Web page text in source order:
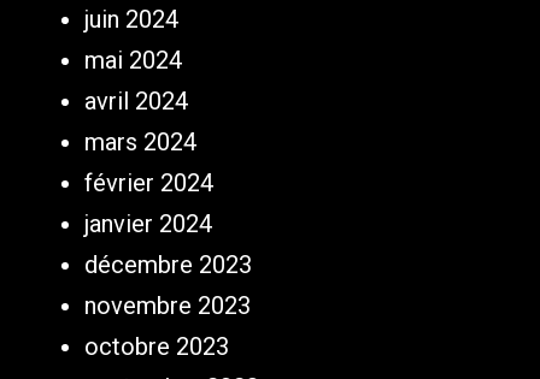
juin 2024
mai 2024
avril 2024
mars 2024
février 2024
janvier 2024
décembre 2023
novembre 2023
octobre 2023